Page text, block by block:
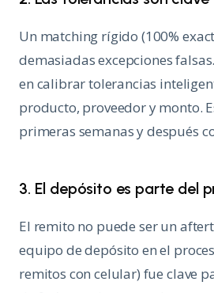
Un matching rígido (100%
demasiadas excepciones
en calibrar tolerancias
producto, proveedor y monto.
primeras semanas y después
3. El depósito es parte del
El remito no puede ser un
equipo de depósito en el
remitos con celular) fue clave